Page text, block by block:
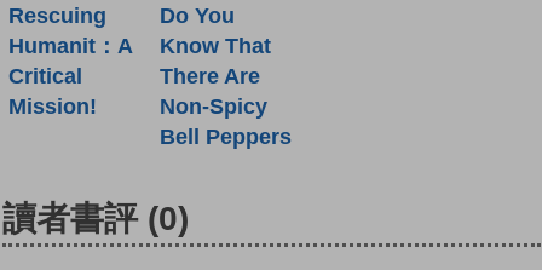
Rescuing
Humanit：A
Critical
Mission!
Do You
Know That
There Are
Non-Spicy
Bell Peppers
讀者書評 (0)